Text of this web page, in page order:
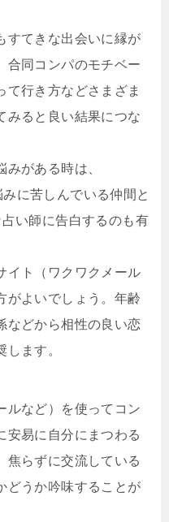
すてきな出会いに縁が
合同コンパのモチベー
て行き方などさまざま
みると良い結果につな
がある時は、
に苦しんでいる仲間と
い師に告白するのも有
イト（ワクワクメール
がよいでしょう。年齢
などから相性の良い恋
ます。
ルなど）を使ってコン
安易に自分にまつわる
焦らずに交流している
どうか吟味することが